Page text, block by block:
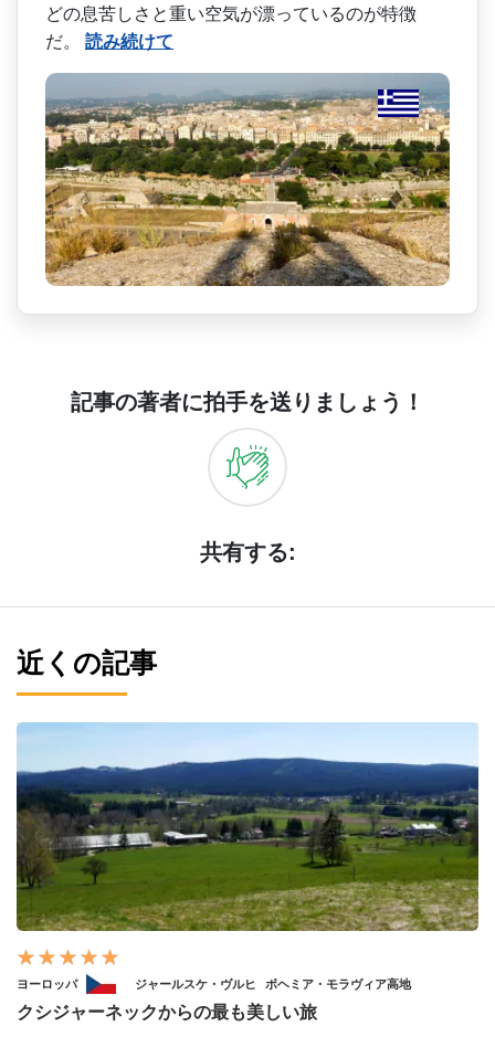
どの­息苦しさと重い空気が漂っているのが特徴
だ。 読み続けて
記事の著者に拍手を送りましょう！
共有する:
近くの記事
ヨーロッパ ジャールスケ・ヴルヒ ボヘミア・モラヴィア高地
クシジャーネックからの最も美しい旅